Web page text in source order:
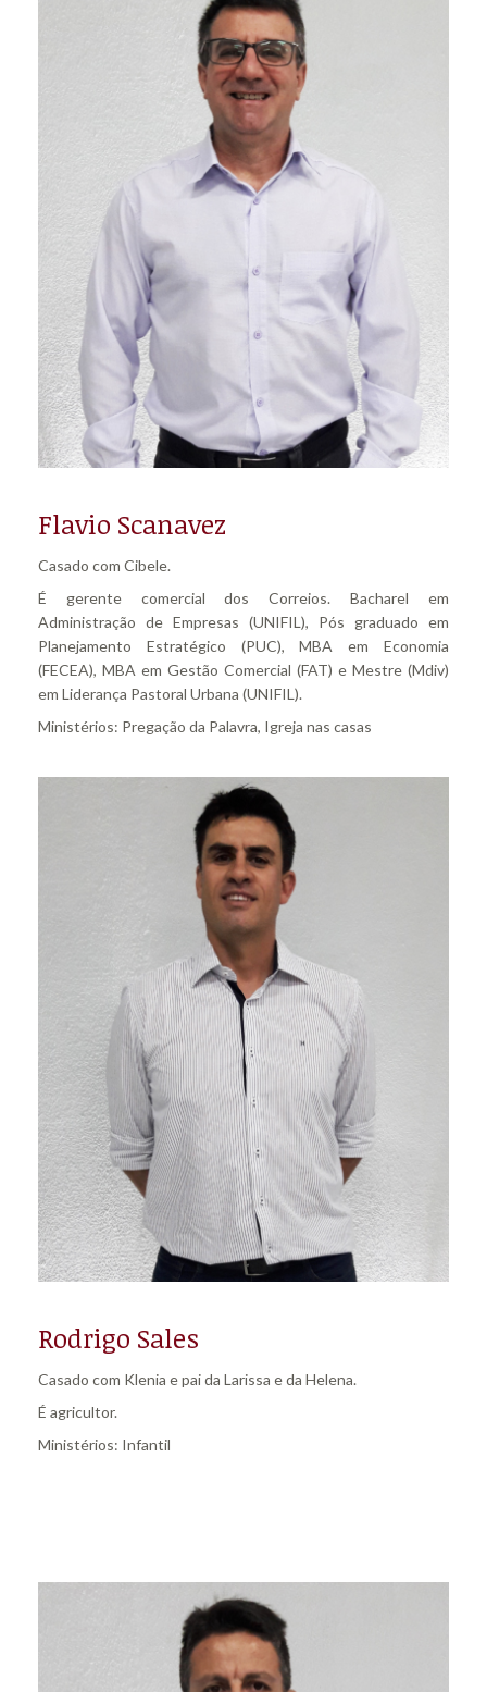
Flavio Scanavez
Casado com Cibele.
É gerente comercial dos Correios. Bacharel em
Administração de Empresas (UNIFIL), Pós graduado em
Planejamento Estratégico (PUC), MBA em Economia
(FECEA), MBA em Gestão Comercial (FAT) e Mestre (Mdiv)
em Liderança Pastoral Urbana (UNIFIL).
Ministérios: Pregação da Palavra, Igreja nas casas
Rodrigo Sales
Casado com Klenia e pai da Larissa e da Helena.
É agricultor.
Ministérios: Infantil